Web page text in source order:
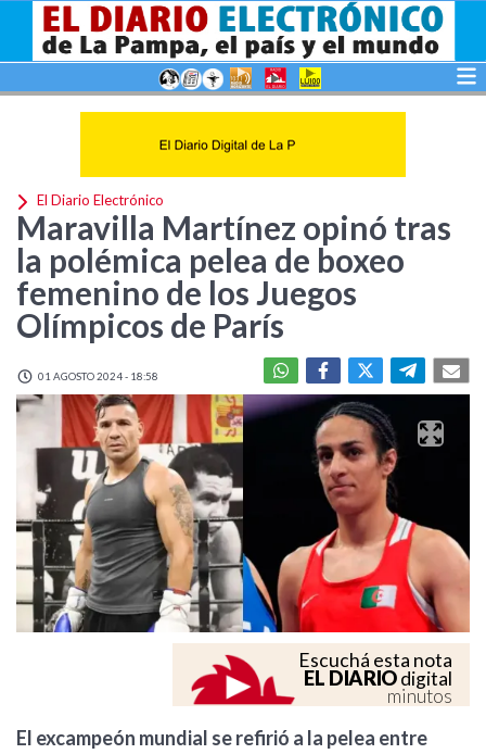
El Diario Electrónico
Maravilla Martínez opinó tras
la polémica pelea de boxeo
femenino de los Juegos
Olímpicos de París
01 AGOSTO 2024 - 18:58
Escuchá esta nota
EL DIARIOdigital
minutos
El excampeón mundial se refirió a la pelea entre